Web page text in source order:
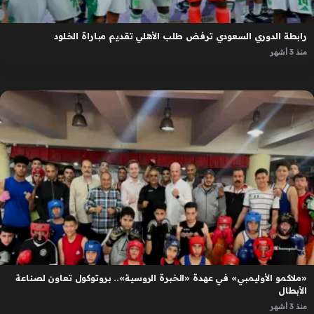
رابطة الدوري السعودي ترفض طلب الأهلي تقديم مباراة الخلود
منذ 3 أشهر
«ملاكمو الأوليمبي» في عهدة «الخبرة الروسية».. بروتوكول تعاون لصناعة
الأبطال
منذ 3 أشهر